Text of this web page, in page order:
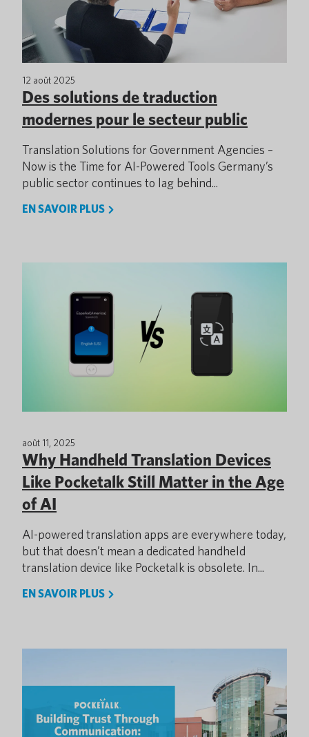
12 août 2025
Des solutions de traduction
modernes pour le secteur public
Translation Solutions for Government Agencies –
Now is the Time for AI-Powered Tools Germany’s
public sector continues to lag behind...
EN SAVOIR PLUS
août 11, 2025
Why Handheld Translation Devices
Like Pocketalk Still Matter in the Age
of AI
AI-powered translation apps are everywhere today,
but that doesn’t mean a dedicated handheld
translation device like Pocketalk is obsolete. In...
EN SAVOIR PLUS